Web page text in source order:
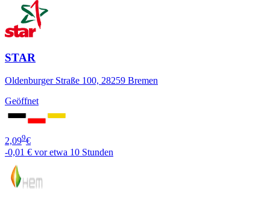
STAR
Oldenburger Straße 100, 28259 Bremen
Geöffnet
2,099€
-0,01 € vor etwa 10 Stunden